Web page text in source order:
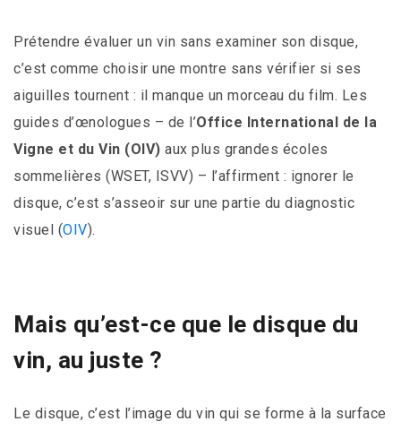
Prétendre évaluer un vin sans examiner son disque,
c’est comme choisir une montre sans vérifier si ses
aiguilles tournent : il manque un morceau du film. Les
guides d’œnologues – de l’Office International de la
Vigne et du Vin (OIV) aux plus grandes écoles
sommelières (WSET, ISVV) – l’affirment : ignorer le
disque, c’est s’asseoir sur une partie du diagnostic
visuel (OIV).
Mais qu’est-ce que le disque du
vin, au juste ?
Le disque, c’est l’image du vin qui se forme à la surface